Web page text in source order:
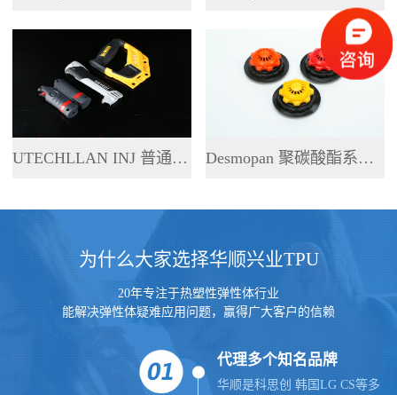
UTECHLLAN INJ 普通聚酯系列 TPU Desmopan 聚碳酸酯系列 TPU
为什么大家选择华顺兴业TPU
20年专注于热塑性弹性体行业
能解决弹性体疑难应用问题，赢得广大客户的信赖
代理多个知名品牌
华顺是科思创 韩国LG CS等多